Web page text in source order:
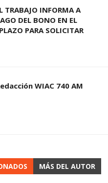
TRABAJO INFORMA A
DEL BONO EN EL
PARA SOLICITAR
WIAC 740 AM
MÁS DEL AUTOR